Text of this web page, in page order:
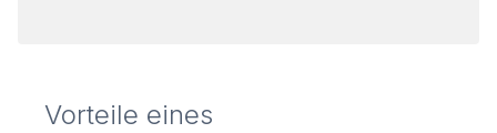
Vorteile eines